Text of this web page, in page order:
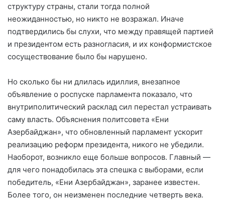
структуру страны, стали тогда полной
неожиданностью, но никто не возражал. Иначе
подтвердились бы слухи, что между правящей партией
и президентом есть разногласия, и их конформистское
сосуществование было бы нарушено.
Но сколько бы ни длилась идиллия, внезапное
объявление о роспуске парламента показало, что
внутриполитический расклад сил перестал устраивать
саму власть. Объяснения политсовета «Ени
Азербайджан», что обновленный парламент ускорит
реализацию реформ президента, никого не убедили.
Наоборот, возникло еще больше вопросов. Главный —
для чего понадобилась эта спешка с выборами, если
победитель, «Ени Азербайджан», заранее известен.
Более того, он неизменен последние четверть века.